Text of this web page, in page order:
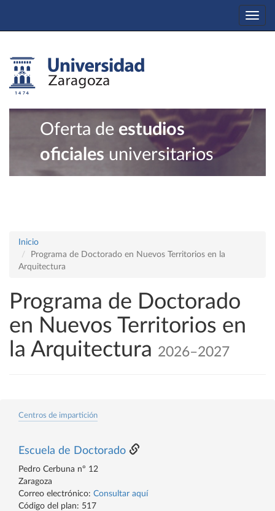
Oferta de estudios
oficiales universitarios
Inicio
Programa de Doctorado en Nuevos Territorios en la
Arquitectura
Programa de Doctorado
en Nuevos Territorios en
la Arquitectura 2026–2027
Centros de impartición
Escuela de Doctorado
Pedro Cerbuna nº 12
Zaragoza
Correo electrónico: Consultar aquí
Código del plan: 517